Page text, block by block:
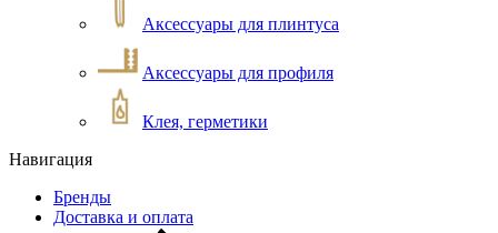
Аксессуары для плинтуса
Аксессуары для профиля
Клея, герметики
Навигация
Бренды
Доставка и оплата